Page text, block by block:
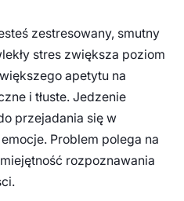
zestresowany, smutny
stres zwiększa poziom
apetytu na
i tłuste. Jedzenie
przejadania się w
Problem polega na
rozpoznawania